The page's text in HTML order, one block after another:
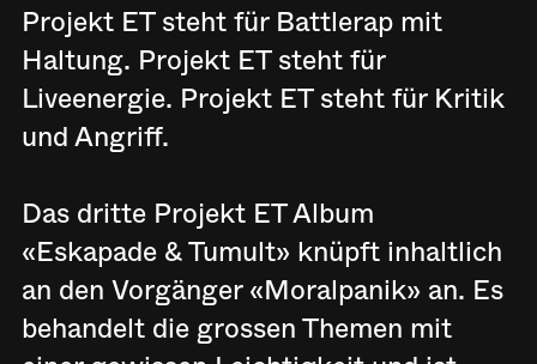
Projekt ET steht für Battlerap mit
Haltung. Projekt ET steht für
Liveenergie. Projekt ET steht für Kritik
und Angriff.
Das dritte Projekt ET Album
«Eskapade & Tumult» knüpft inhaltlich
an den Vorgänger «Moralpanik» an. Es
behandelt die grossen Themen mit